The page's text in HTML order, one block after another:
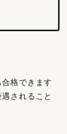
格できます
されること